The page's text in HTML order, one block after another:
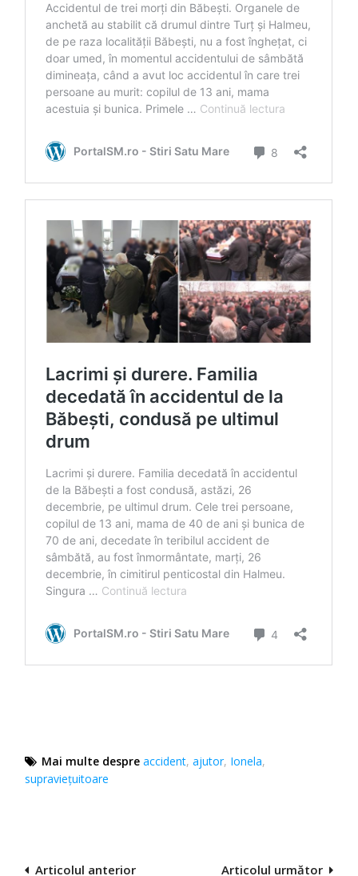
Mai multe despre accident,ajutor, Ionela,
supraviețuitoare
Articolul următor
Articolul anterior